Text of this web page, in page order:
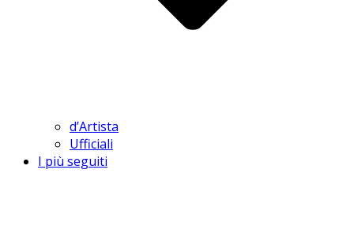
d’Artista
Ufficiali
I più seguiti